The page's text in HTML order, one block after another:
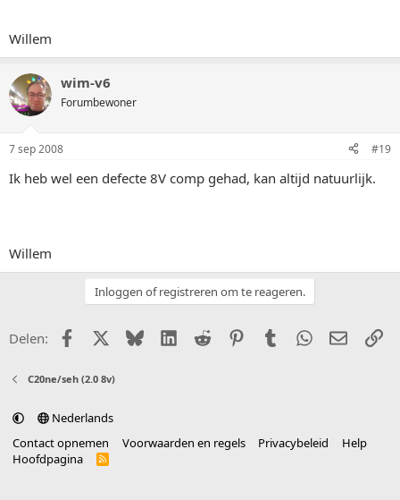
Willem
wim-v6
Forumbewoner
7 sep 2008 #19
Ik heb wel een defecte 8V comp gehad, kan altijd natuurlijk.
Willem
Inloggen of registreren om te reageren.
Delen: FacebookX (Twitter)
BlueskyLinkedIn
Reddit PinterestTumblr WhatsApp
E-mail
C20ne/seh (2.0 8v)
Nederlands
Contact opnemen
Voorwaarden en regels Privacybeleid
Help
Hoofdpagina
R